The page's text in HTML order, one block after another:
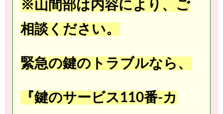
※山間部は内容により、ご
相談ください。
緊急の鍵のトラブルなら、
『鍵のサービス110番-カ